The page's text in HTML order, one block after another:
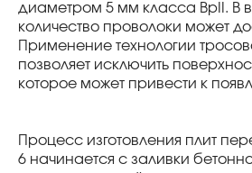
диаметром 5 мм класса BpII. В
количество проволоки может
Применение технологии
позволяет исключить
которое может привести к
Процесс изготовления плит
6 начинается с заливки